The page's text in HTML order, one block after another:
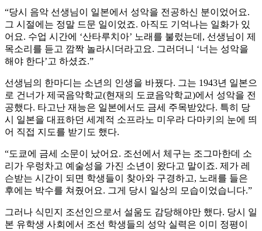
“당시 음악 선생님이 일본에서 성악을 전공하신 분이었어요.
그 시절에는 정말 드문 일이었죠. 아직도 기억나는 일화가 있
어요. 수업 시간에 ‘산타루치아’ 노래를 불렀는데, 선생님이 제
목소리를 듣고 깜짝 놀라시더라고요. 그러더니 ‘너는 성악을
해야 한다’고 하셨죠.”
선생님의 한마디는 소년의 인생을 바꿨다. 그는 1943년 일본으
로 건너가 제국음악학교(현재의 도쿄음악학교)에서 성악을 전
공했다. 타고난 재능은 일본에서도 금세 주목받았다. 특히 당
시 일본을 대표하던 세계적 소프라노 미우라 다마키의 눈에 띄
어 직접 지도를 받기도 했다.
“도쿄에 금세 소문이 났어요. 조선에서 체구는 조그마한데 소
리가 우렁차고 예술성을 가진 소년이 왔다고 말이죠. 제가 레
슨받는 시간이 되면 학생들이 찾아와 구경하고, 노래를 들은
후에는 박수를 쳐줬어요. 그게 당시 일상의 모습이었습니다.”
그러나 식민지 조선인으로서 설움도 감당해야만 했다. 당시 일
본 유학생 사회에서 조선 학생들의 성악 실력은 이미 정평이